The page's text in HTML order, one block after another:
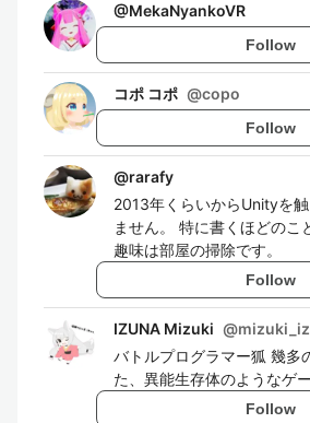
@MekaNyankoVR
Follow
コポ コポ @copo
Follow
@rarafy
2013年くらいからUnityを
ません。 特に書くほどのこ
趣味は部屋の掃除です。
Follow
IZUNA Mizuki @
バトルプログラマー狐 幾多
た、異能生存体のようなゲ
Follow